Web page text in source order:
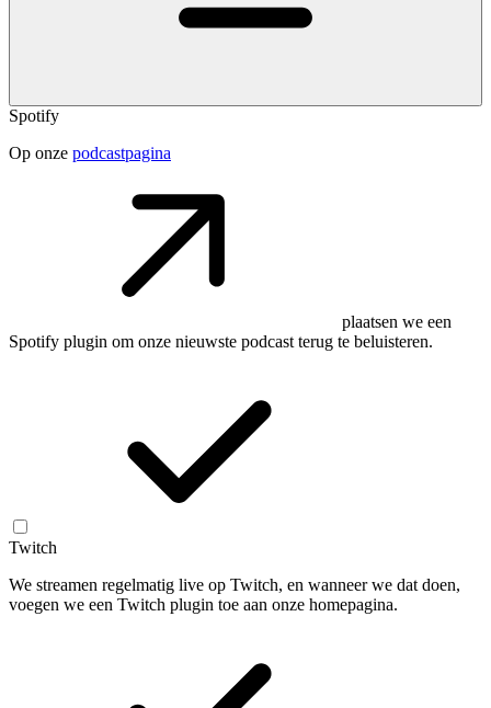
Spotify
Op onze podcastpagina
plaatsen we een
Spotify plugin om onze nieuwste podcast terug te beluisteren.
Twitch
We streamen regelmatig live op Twitch, en wanneer we dat doen,
voegen we een Twitch plugin toe aan onze homepagina.